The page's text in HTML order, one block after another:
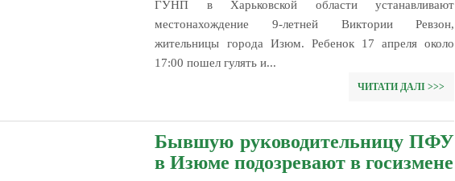
ГУНП в Харьковской области устанавливают
местонахождение 9-летней Виктории Ревзон,
жительницы города Изюм. Ребенок 17 апреля около
17:00 пошел гулять и...
ЧИТАТИ ДАЛІ >>>
Бывшую руководительницу ПФУ
в Изюме подозревают в госизмене